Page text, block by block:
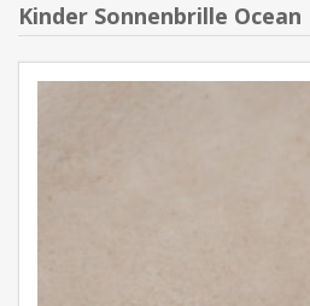
Kinder Sonnenbrille